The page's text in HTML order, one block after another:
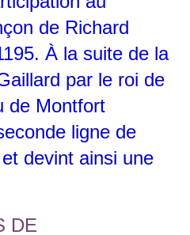
de Richard
À la suite de la
par le roi de
de Montfort
ligne de
devint ainsi une